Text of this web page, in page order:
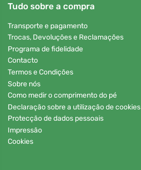
Tudo sobre a compra
Transporte e pagamento
Trocas, Devoluções e Reclamações
Programa de fidelidade
Contacto
Termos e Condições
Sobre nós
Como medir o comprimento do pé
Declaração sobre a utilização de cookies
Protecção de dados pessoais
Impressão
Cookies